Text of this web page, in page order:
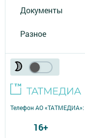
Документы
Разное
Телефон АО «ТАТМЕДИА»:
16+